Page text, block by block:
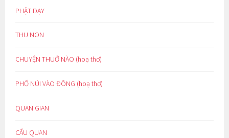
PHẬT DẠY
THU NON
CHUYỆN THUỞ NÀO (hoạ thơ)
PHỐ NÚI VÀO ĐÔNG (hoạ thơ)
QUAN GIAN
CẨU QUAN